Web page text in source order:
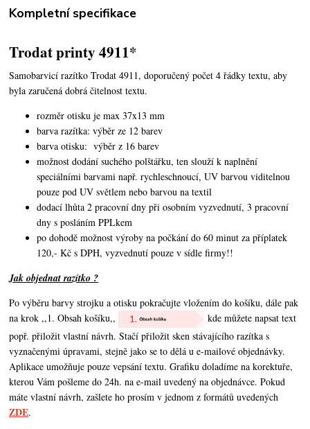
Kompletní specifikace
Trodat printy 4911*
Samobarvicí razítko Trodat 4911, doporučený počet 4 řádky textu,aby
byla zaručená dobrá čitelnost textu.
rozměr otisku je max 37x13 mm
barva razítka: výběr ze 12 barev
barva otisku: výběr z 16 barev
možnost dodání suchého polštářku, ten slouží k naplnění
speciálními barvami např. rychleschnoucí, UV barvou viditelnou
pouze pod UV světlem nebo barvou na textil
dodací lhůta 2 pracovní dny při osobním vyzvednutí, 3 pracovní
dny s posláním PPLkem
po dohodě možnost výroby na počkání do 60 minut za příplatek
120,- Kč s DPH, vyzvednutí pouze v sídle firmy!!
Jak objednat razítko ?
Po výběru barvy strojku a otisku pokračujte vložením do košíku, dále pak
na krok ,,1. Obsah košíku,,
kde můžete napsat text
popř. přiložit vlastní návrh. Stačí přiložit sken stávajícího razítka s
vyznačenými úpravami, stejně jako se to dělá u e-mailové objednávky.
Aplikace umožňuje pouze vepsání textu. Grafiku doladíme na korektuře,
kterou Vám pošleme do 24h. na e-mail uvedený na objednávce. Pokud
máte vlastní návrh,zašlete ho prosím v jednom z formátů uvedených
ZDE.